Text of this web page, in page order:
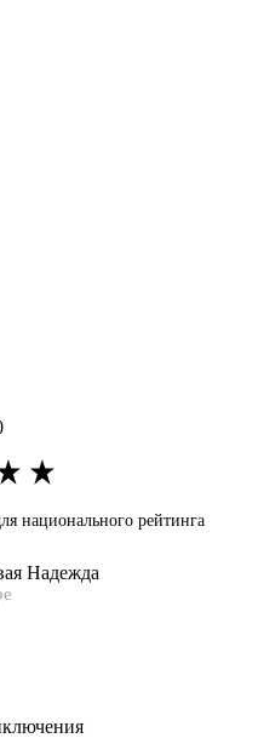
национального рейтинга
Надежда